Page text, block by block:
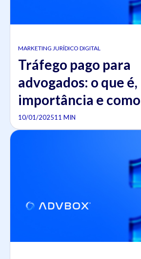
MARKETING JURÍDICO DIGITAL
Tráfego pago para
advogados: o que é,
importância e
10/01/202511 MIN